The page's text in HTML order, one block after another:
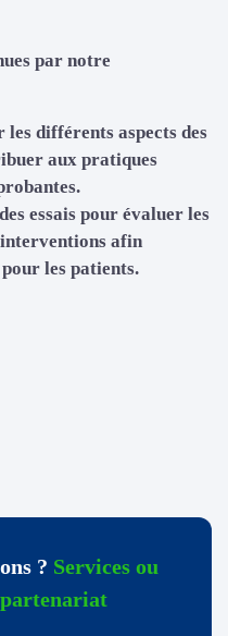
par notre
les différents aspects des
aux pratiques
essais pour évaluer les
afin
les patients.
? Services ou